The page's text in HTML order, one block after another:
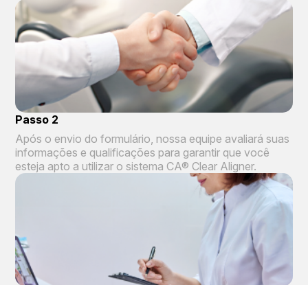
Passo 2
Após o envio do formulário, nossa equipe avaliará suas
informações e qualificações para garantir que você
esteja apto a utilizar o sistema CA® Clear Aligner.